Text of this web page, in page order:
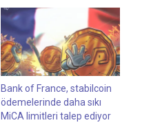
Bank of France, stabilcoin
ödemelerinde daha sıkı
MiCA limitleri talep ediyor